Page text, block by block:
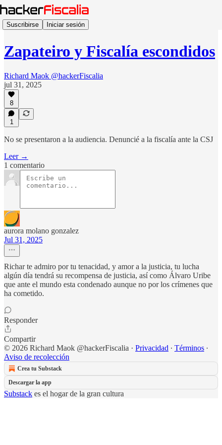
Suscribirse Iniciar sesión
Zapateiro y Fiscalía escondidos
Richard Maok @hackerFiscalia
jul 31, 2025
8
1
No se presentaron a la audiencia. Denuncié a la fiscalía ante la CSJ
Leer →
1 comentario
aurora molano gonzalez
Jul 31, 2025
Richar te admiro por tu tenacidad, y amor a la justicia, tu lucha
algún día tendrá su recompensa de justicia, así como Álvaro Uribe
que ante el mundo esta condenado aunque no por los crímenes que
ha cometido.
Responder
Compartir
© 2026 Richard Maok @hackerFiscalia · Privacidad ∙ Términos ∙
Aviso de recolección
Crea tu Substack
Descargar la app
Substack es el hogar de la gran cultura